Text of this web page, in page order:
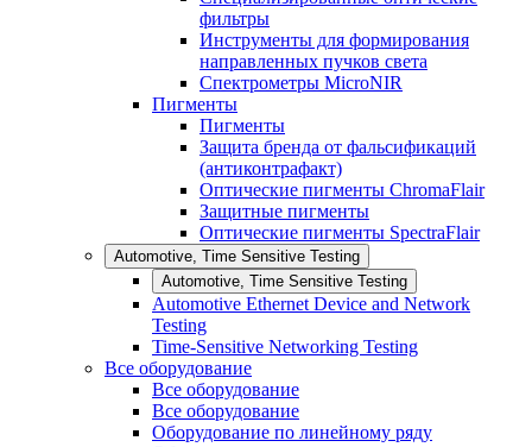
фильтры
Инструменты для формирования
направленных пучков света
Спектрометры MicroNIR
Пигменты
Пигменты
Защита бренда от фальсификаций
(антиконтрафакт)
Оптические пигменты ChromaFlair
Защитные пигменты
Оптические пигменты SpectraFlair
Automotive, Time Sensitive Testing
Automotive, Time Sensitive Testing
Automotive Ethernet Device and Network
Testing
Time-Sensitive Networking Testing
Все оборудование
Все оборудование
Все оборудование
Оборудование по линейному ряду